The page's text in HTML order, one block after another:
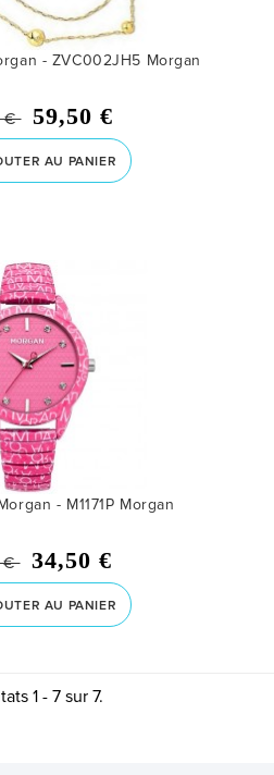
- ZVC002JH5 Morgan
€ 59,50 €
AU PANIER
- M1171P Morgan
€ 34,50 €
AU PANIER
1 - 7 sur 7.